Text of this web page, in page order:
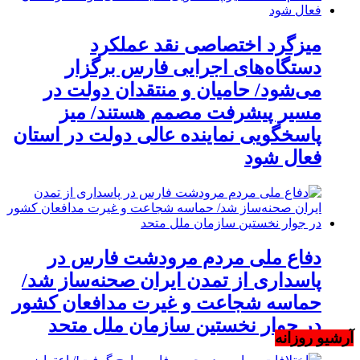
میزگرد اختصاصی نقد عملکرد
دستگاه‌های اجرایی فارس برگزار
می‌شود/ حامیان و منتقدان دولت در
مسیر پیشرفت مصمم هستند/ میز
پاسخگویی نماینده عالی دولت در استان
فعال شود
دفاع ملی مردم مرودشت فارس در
پاسداری از تمدن ایران صحنه‌ساز شد/
حماسه شجاعت و غیرت مدافعان کشور
در جوار نخستین سازمان ملل متحد
آرشیو روزانه